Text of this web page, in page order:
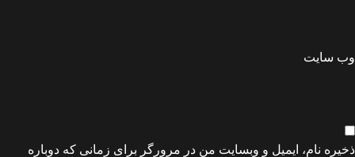
وب‌ سایت
ذخیره نام، ایمیل و وبسایت من در مرورگر برای زمانی که دوباره